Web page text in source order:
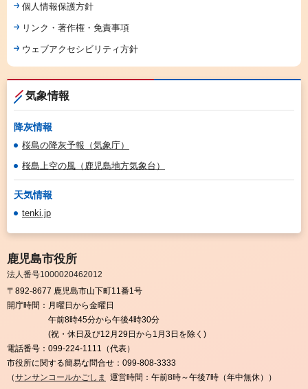
個人情報保護方針
リンク・著作権・免責事項
ウェブアクセシビリティ方針
気象情報
降灰情報
桜島の降灰予報（気象庁）
桜島上空の風（鹿児島地方気象台）
天気情報
tenki.jp
鹿児島市役所
法人番号1000020462012
〒892-8677 鹿児島市山下町11番1号
開庁時間： 月曜日から金曜日
午前8時45分から午後4時30分
(祝・休日及び12月29日から1月3日を除く)
電話番号： 099-224-1111（代表）
市役所に関する簡易な問合せ： 099-808-3333
（サンサンコールかごしま 運営時間：午前8時～午後7時（年中無休））